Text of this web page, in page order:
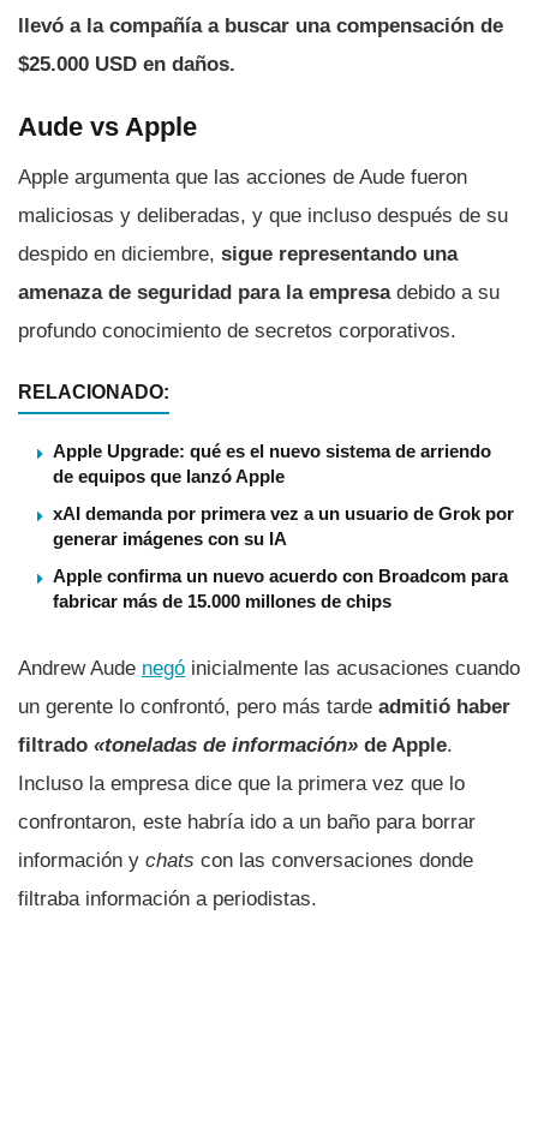
llevó a la compañía a buscar una compensación de
$25.000 USD en daños.
Aude vs Apple
Apple argumenta que las acciones de Aude fueron
maliciosas y deliberadas, y que incluso después de su
despido en diciembre, sigue representando una
amenaza de seguridad para la empresadebido a su
profundo conocimiento de secretos corporativos.
RELACIONADO:
Apple Upgrade: qué es el nuevo sistema de arriendo
de equipos que lanzó Apple
xAI demanda por primera vez a un usuario de Grok por
generar imágenes con su IA
Apple confirma un nuevo acuerdo con Broadcom para
fabricar más de 15.000 millones de chips
Andrew Aude negó inicialmente las acusaciones cuando
un gerente lo confrontó, pero más tarde admitió haber
filtrado «toneladas de información» de Apple.
Incluso la empresa dice que la primera vez que lo
confrontaron, este habría ido a un baño para borrar
información y chats con las conversaciones donde
filtraba información a periodistas.